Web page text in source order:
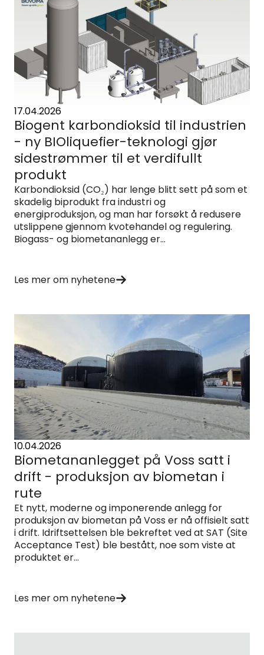
17.04.2026
Biogent karbondioksid til industrien
- ny BIOliquefier-teknologi gjør
sidestrømmer til et verdifullt
produkt
Karbondioksid (CO₂) har lenge blitt sett på som et
skadelig biprodukt fra industri og
energiproduksjon, og man har forsøkt å redusere
utslippene gjennom kvotehandel og regulering.
Biogass- og biometananlegg er...
Les mer om nyhetene
10.04.2026
Biometananlegget på Voss satt i
drift - produksjon av biometan i
rute
Et nytt, moderne og imponerende anlegg for
produksjon av biometan på Voss er nå offisielt satt
i drift. Idriftsettelsen ble bekreftet ved at SAT (Site
Acceptance Test) ble bestått, noe som viste at
produktet er...
Les mer om nyhetene